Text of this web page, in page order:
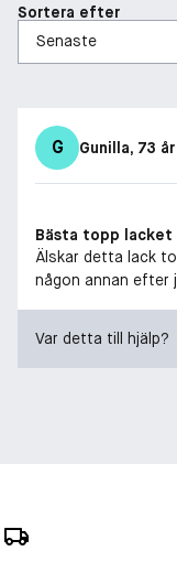
Sortera efter
G Gunilla, 73 år
Bästa topp lacket
Älskar detta lack
någon annan efter
Var detta till hjälp?